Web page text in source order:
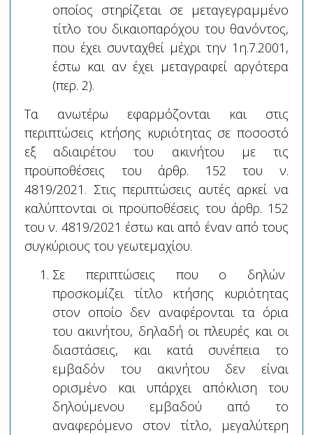
οποίος στηρίζεται σε μεταγεγραμμένο
τίτλο του δικαιοπαρόχου του θανόντος,
που έχει συνταχθεί μέχρι την 1η.7.2001,
έστω και αν έχει μεταγραφεί αργότερα
(περ. 2).
Τα ανωτέρω εφαρμόζονται και στις
περιπτώσεις κτήσης κυριότητας σε ποσοστό
εξ αδιαιρέτου του ακινήτου με τις
προϋποθέσεις του άρθρ. 152 του ν.
4819/2021. Στις περιπτώσεις αυτές αρκεί να
καλύπτονται οι προϋποθέσεις του άρθρ. 152
του ν. 4819/2021 έστω και από έναν από τους
συγκύριους του γεωτεμαχίου.
Σε περιπτώσεις που ο δηλών
προσκομίζει τίτλο κτήσης κυριότητας
στον οποίο δεν αναφέρονται τα όρια
του ακινήτου, δηλαδή οι πλευρές και οι
διαστάσεις, και κατά συνέπεια το
εμβαδόν του ακινήτου δεν είναι
ορισμένο και υπάρχει απόκλιση του
δηλούμενου εμβαδού από το
αναφερόμενο στον τίτλο, μεγαλύτερη